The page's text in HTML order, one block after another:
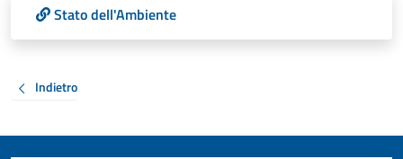
Stato dell'Ambiente
Indietro